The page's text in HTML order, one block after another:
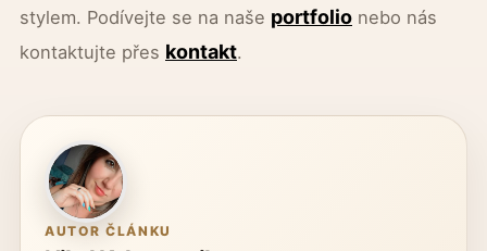
stylem. Podívejte se na naše portfolio nebo nás
kontaktujte přes kontakt.
AUTOR ČLÁNKU